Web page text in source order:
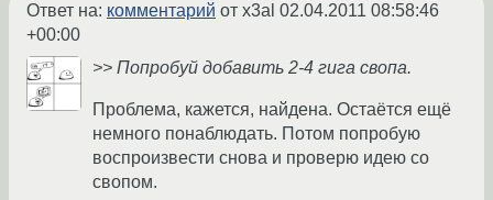
Ответ на: комментарий от x3al 02.04.2011 08:58:46
+00:00
>> Попробуй добавить 2-4 гига свопа.
Проблема, кажется, найдена. Остаётся ещё
немного понаблюдать. Потом попробую
воспроизвести снова и проверю идею со
свопом.